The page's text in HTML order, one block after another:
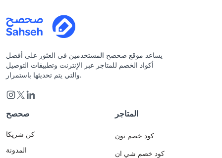
يساعد موقع صحصح المستخدمين في العثور على أفضل
أكواد الخصم للمتاجر عبر الإنترنت وتطبيقات التوصيل
والتي يتم تحديثها باستمرار.
صحصح
كن شريكا
المدونة
المتاجر
كود خصم نون
كود خصم شي ان